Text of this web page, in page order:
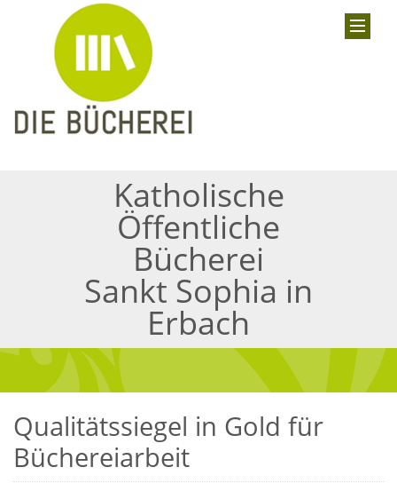
Katholische
Öffentliche
Bücherei
Sankt Sophia in
Erbach
Qualitätssiegel in Gold für
Büchereiarbeit